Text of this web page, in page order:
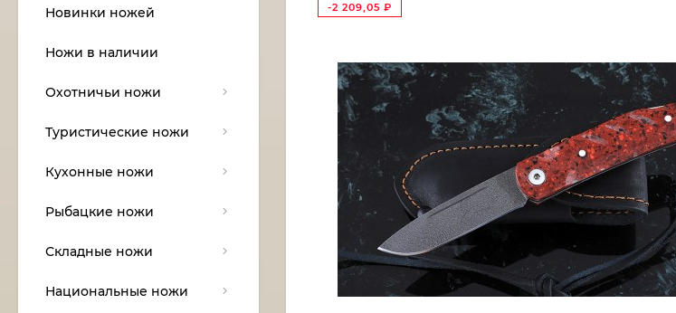
-2 209,05 ₽
Новинки ножей
Ножи в наличии
Охотничьи ножи
Туристические ножи
Кухонные ножи
Рыбацкие ножи
Складные ножи
Национальные ножи